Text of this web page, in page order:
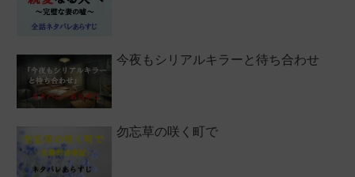
今夜もシリアルキラーと待ち合わせ
勿忘草の咲く町で